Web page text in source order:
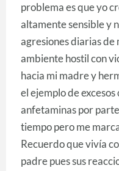
problema es que yo
altamente sensible y
agresiones diarias de
ambiente hostil con
hacia mi madre y
el ejemplo de
anfetaminas por
tiempo pero me
Recuerdo que vivía
padre pues sus